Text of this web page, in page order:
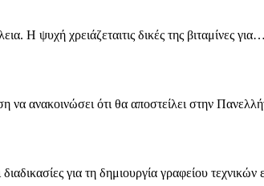
Η ψυχή χρειάζεταιτις δικές της βιταμίνες για…
να ανακοινώσει ότι θα αποστείλει στην
για τη δημιουργία γραφείου